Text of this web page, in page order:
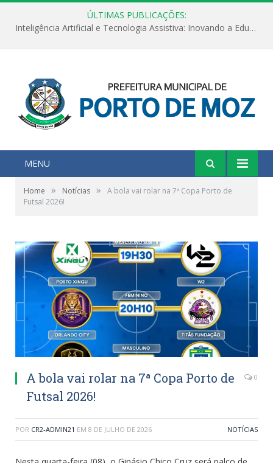
ÚLTIMAS PUBLICAÇÕES:
Inteligência Artificial e Tecnologia Assistiva: Inovando a Educação Especial e Inclusiva
MENU
Home » Notícias »
A bola vai rolar na 7ª Copa Porto de
Futsal 2026!
A bola vai rolar na 7ª Copa Porto de
Futsal 2026!
0
POR CR2-ADMIN21 EM 8 DE JULHO DE 2026 NOTÍCIAS